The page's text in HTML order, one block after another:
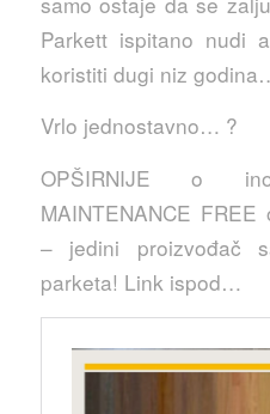
Parkett ispitano nudi
koristiti dugi niz
Vrlo jednostavno… ?
OPŠIRNIJE o
MAINTENANCE
– jedini proizvođač
parketa! Link ispod…